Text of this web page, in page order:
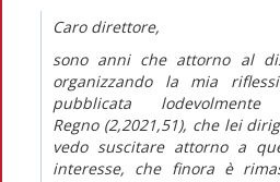
Caro direttore,
sono anni che attorno al
organizzando la mia
pubblicata
Regno(2,2021,51), che lei
vedo suscitare attorno a
interesse, che finora è